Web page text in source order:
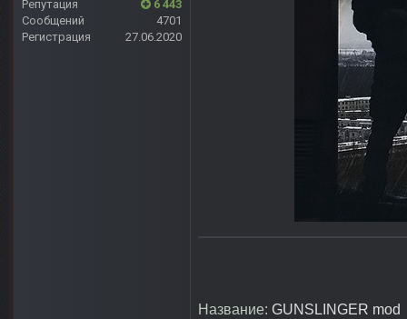
Репутация
6 443
Сообщений
4701
Регистрация
27.06.2020
Название: GUNSLINGER mod